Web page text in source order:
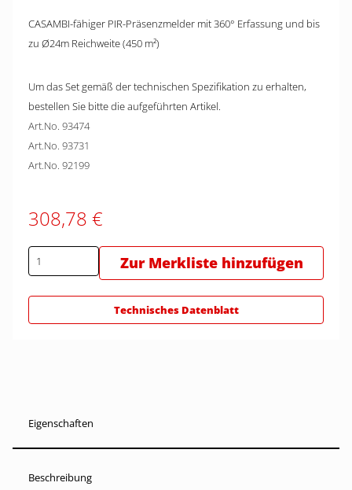
CASAMBI-fähiger PIR-Präsenzmelder mit 360° Erfassung und bis
zu Ø24m Reichweite (450 m²)
Um das Set gemäß der technischen Spezifikation zu erhalten,
bestellen Sie bitte die aufgeführten Artikel.
Art.No. 93474
Art.No. 93731
Art.No. 92199
308,78 €
Zur Merkliste hinzufügen
Technisches Datenblatt
Eigenschaften
Beschreibung